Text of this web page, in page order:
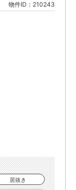
物件ID：210243
居抜き